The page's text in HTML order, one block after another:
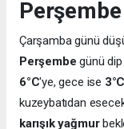
Perşembe
Çarşamba günü
Perşembe günü dip
6°C'ye, gece ise
kuzeybatıdan
karışık yağmur